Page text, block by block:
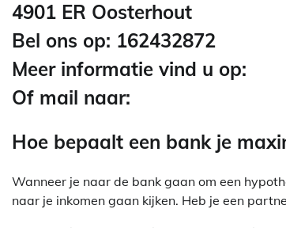
4901 ER Oosterhout
Bel ons op: 162432872
Meer informatie vind u op:
Of mail naar:
Hoe bepaalt een bank je
Wanneer je naar de bank gaan om een
naar je inkomen gaan kijken. Heb je een